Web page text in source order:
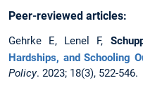
Peer-reviewed articles:
Gehrke E, Lenel F,
Hardships, and Schooling
Policy. 2023; 18(3), 522-546.